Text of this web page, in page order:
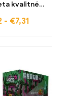
kvalitné
v každej
- €7,31